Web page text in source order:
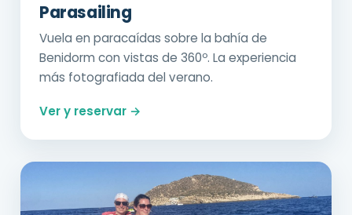
Parasailing
Vuela en paracaídas sobre la bahía de
Benidorm con vistas de 360º. La experiencia
más fotografiada del verano.
Ver y reservar →